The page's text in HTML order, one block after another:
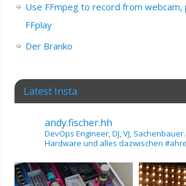
Use FFmpeg to record from
FFplay
Der Branko
Latest Insta
andy.fischer.hh
DevOps Engineer, DJ, VJ, Sachenbauer.
Hardware und alles dazwischen